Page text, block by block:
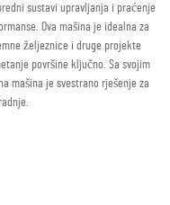
sustavi upravljanja i praćenje
Ova mašina je idealna za
željeznice i druge projekte
površine ključno. Sa svojim
mašina je svestrano rješenje za